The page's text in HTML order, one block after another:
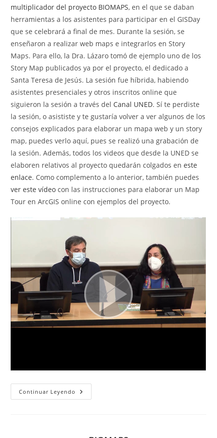
multiplicador del proyecto BIOMAPS, en el que se daban
herramientas a los asistentes para participar en el GISDay
que se celebrará a final de mes. Durante la sesión, se
enseñaron a realizar web maps e integrarlos en Story
Maps. Para ello, la Dra. Lázaro tomó de ejemplo uno de los
Story Map publicados ya por el proyecto, el dedicado a
Santa Teresa de Jesús. La sesión fue híbrida, habiendo
asistentes presenciales y otros inscritos online que
siguieron la sesión a través del Canal UNED. Sí te perdiste
la sesión, o asististe y te gustaría volver a ver algunos de los
consejos explicados para elaborar un mapa web y un story
map, puedes verlo aquí, pues se realizó una grabación de
la sesión. Además, todos los videos que desde la UNED se
elaboren relativos al proyecto quedarán colgados eneste
enlace. Como complemento a lo anterior, también puedes
ver este vídeo con las instrucciones para elaborar un Map
Tour en ArcGIS online con ejemplos del proyecto.
Continuar Leyendo Semana
De